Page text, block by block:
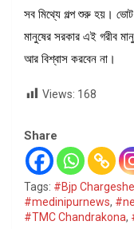
সব মিথ্যে গল্প শুরু হয়। ভোট
মানুষের সরকার এই গরীব
আর বিশ্বাস করবেন না।
Views: 168
Share
Tags: #Bjp
#medinipurnews,
#TMC Chandrakona,